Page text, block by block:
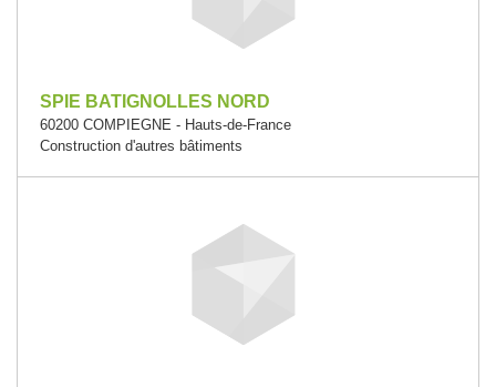
SPIE BATIGNOLLES NORD
60200 COMPIEGNE - Hauts-de-France
Construction d'autres bâtiments